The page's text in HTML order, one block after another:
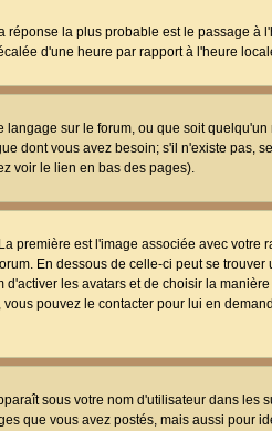
la plus probable est le passage à
d'une heure par rapport à l'heure
sur le forum, ou que soit
dont vous avez besoin; s'il n'existe pas,
voir le lien en bas des pages).
première est l'image associée avec votre
En dessous de celle-ci peut se
les avatars et de choisir la
pouvez le contacter pour lui en
sous votre nom d'utilisateur dans les
que vous avez postés, mais aussi pour